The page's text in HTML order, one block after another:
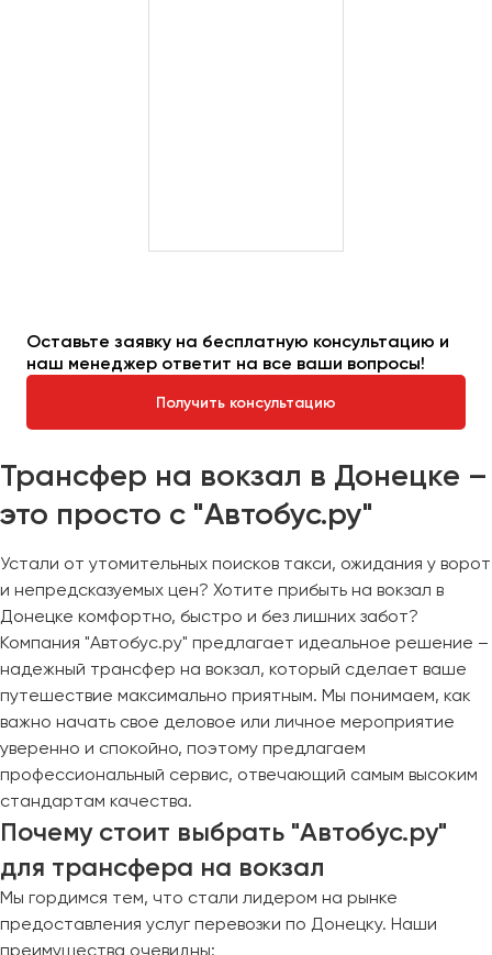
Оставьте заявку на бесплатную консультацию и
наш менеджер ответит на все ваши вопросы!
Получить консультацию
Трансфер на вокзал в Донецке –
это просто с "Автобус.ру"
Устали от утомительных поисков такси, ожидания у ворот
и непредсказуемых цен? Хотите прибыть на вокзал в
Донецке комфортно, быстро и без лишних забот?
Компания "Автобус.ру" предлагает идеальное решение –
надежный трансфер на вокзал, который сделает ваше
путешествие максимально приятным. Мы понимаем, как
важно начать свое деловое или личное мероприятие
уверенно и спокойно, поэтому предлагаем
профессиональный сервис, отвечающий самым высоким
стандартам качества.
Почему стоит выбрать "Автобус.ру"
для трансфера на вокзал
Мы гордимся тем, что стали лидером на рынке
предоставления услуг перевозки по Донецку. Наши
преимущества очевидны: